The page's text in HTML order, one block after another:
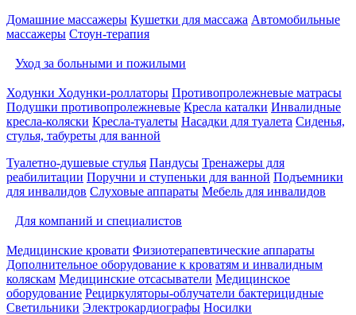
Домашние массажеры Кушетки для массажа Автомобильные
массажеры Стоун-терапия
Уход за больными и пожилыми
Ходунки Ходунки-роллаторы Противопролежневые матрасы
Подушки противопролежневые Кресла каталки Инвалидные
кресла-коляски Кресла-туалеты Насадки для туалета Сиденья,
стулья, табуреты для ванной
Туалетно-душевые стулья Пандусы Тренажеры для
реабилитации Поручни и ступеньки для ванной Подъемники
для инвалидов Слуховые аппараты Мебель для инвалидов
Для компаний и специалистов
Медицинские кровати Физиотерапевтические аппараты
Дополнительное оборудование к кроватям и инвалидным
коляскам Медицинские отсасыватели Медицинское
оборудование Рециркуляторы-облучатели бактерицидные
Светильники Электрокардиографы Носилки